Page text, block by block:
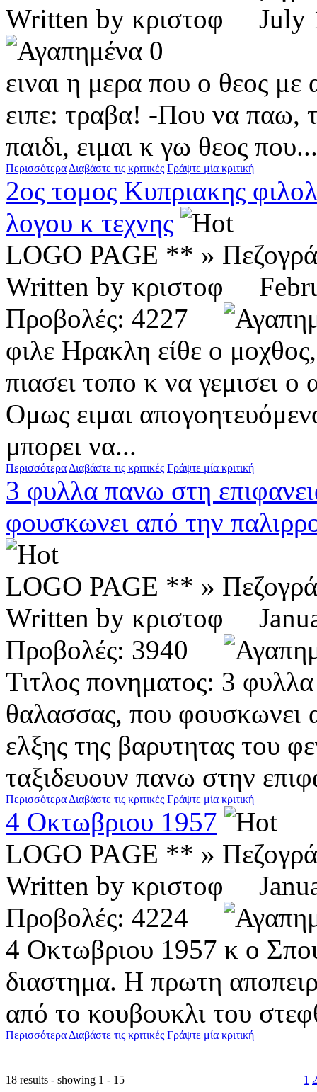
Written by κριστοφ
0
ειναι η μερα που ο θεος
ειπε: τραβα! -Που να παω,
παιδι, ειμαι κ γω θεος που...
ΠερισσότεραΔιαβάστε τις κριτικές Γράψτε μία κριτική
2ος τομος Κυπριακης
λογου κ τεχνης
LOGO PAGE ** »
Written by κριστοφ
Προβολές: 4227
φιλε Ηρακλη είθε ο
πιασει τοπο κ να γεμισει
Ομως ειμαι
μπορει να...
ΠερισσότεραΔιαβάστε τις κριτικές Γράψτε μία κριτική
3 φυλλα πανω στη
φουσκωνει από την
LOGO PAGE ** »
Written by κριστοφ
Προβολές: 3940
Τιτλος πονηματος: 3
θαλασσας, που φουσκωνει
ελξης της βαρυτητας του
ταξιδευουν πανω στην
ΠερισσότεραΔιαβάστε τις κριτικές Γράψτε μία κριτική
4 Οκτωβριου 1957
LOGO PAGE ** »
Written by κριστοφ
Προβολές: 4224
4 Οκτωβριου 1957 κ ο
διαστημα. Η πρωτη
από το κουβουκλι του
ΠερισσότεραΔιαβάστε τις κριτικές Γράψτε μία κριτική
18 results - showing 1 - 15 1 2